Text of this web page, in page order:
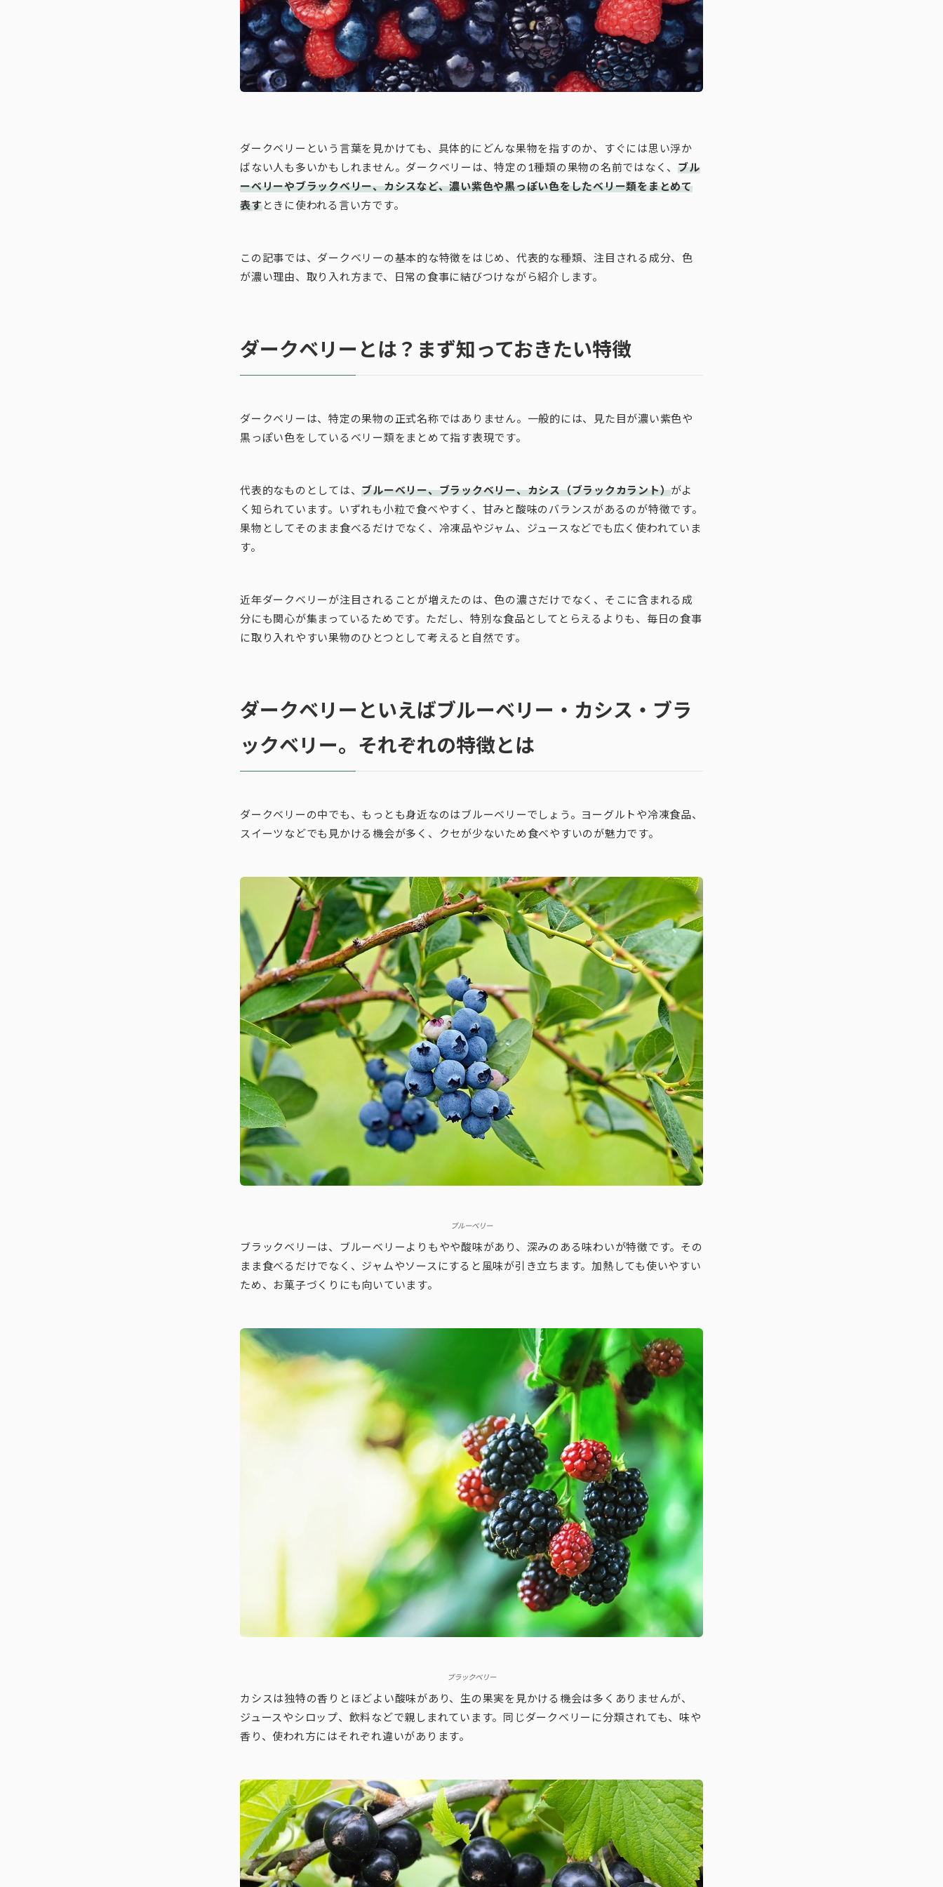
ダークベリーという言葉を見かけても、具体的にどんな果物を指すのか、すぐには思い浮か
ばない人も多いかもしれません。ダークベリーは、特定の1種類の果物の名前ではなく、 ブル
ーベリーやブラックベリー、カシスなど、濃い紫色や黒っぽい色をしたベリー類をまとめて
表すときに使われる言い方です。
この記事では、ダークベリーの基本的な特徴をはじめ、代表的な種類、注目される成分、色
が濃い理由、取り入れ方まで、日常の食事に結びつけながら紹介します。
ダークベリーとは？まず知っておきたい特徴
ダークベリーは、特定の果物の正式名称ではありません。一般的には、見た目が濃い紫色や
黒っぽい色をしているベリー類をまとめて指す表現です。
代表的なものとしては、ブルーベリー、ブラックベリー、カシス（ブラックカラント）がよ
く知られています。いずれも小粒で食べやすく、甘みと酸味のバランスがあるのが特徴です。
果物としてそのまま食べるだけでなく、冷凍品やジャム、ジュースなどでも広く使われていま
す。
近年ダークベリーが注目されることが増えたのは、色の濃さだけでなく、そこに含まれる成
分にも関心が集まっているためです。ただし、特別な食品としてとらえるよりも、毎日の食事
に取り入れやすい果物のひとつとして考えると自然です。
ダークベリーといえばブルーベリー・カシス・ブラ
ックベリー。それぞれの特徴とは
ダークベリーの中でも、もっとも身近なのはブルーベリーでしょう。ヨーグルトや冷凍食品、
スイーツなどでも見かける機会が多く、クセが少ないため食べやすいのが魅力です。
ブルーベリー
ブラックベリーは、ブルーベリーよりもやや酸味があり、深みのある味わいが特徴です。その
まま食べるだけでなく、ジャムやソースにすると風味が引き立ちます。加熱しても使いやすい
ため、お菓子づくりにも向いています。
ブラックベリー
カシスは独特の香りとほどよい酸味があり、生の果実を見かける機会は多くありませんが、
ジュースやシロップ、飲料などで親しまれています。同じダークベリーに分類されても、味や
香り、使われ方にはそれぞれ違いがあります。